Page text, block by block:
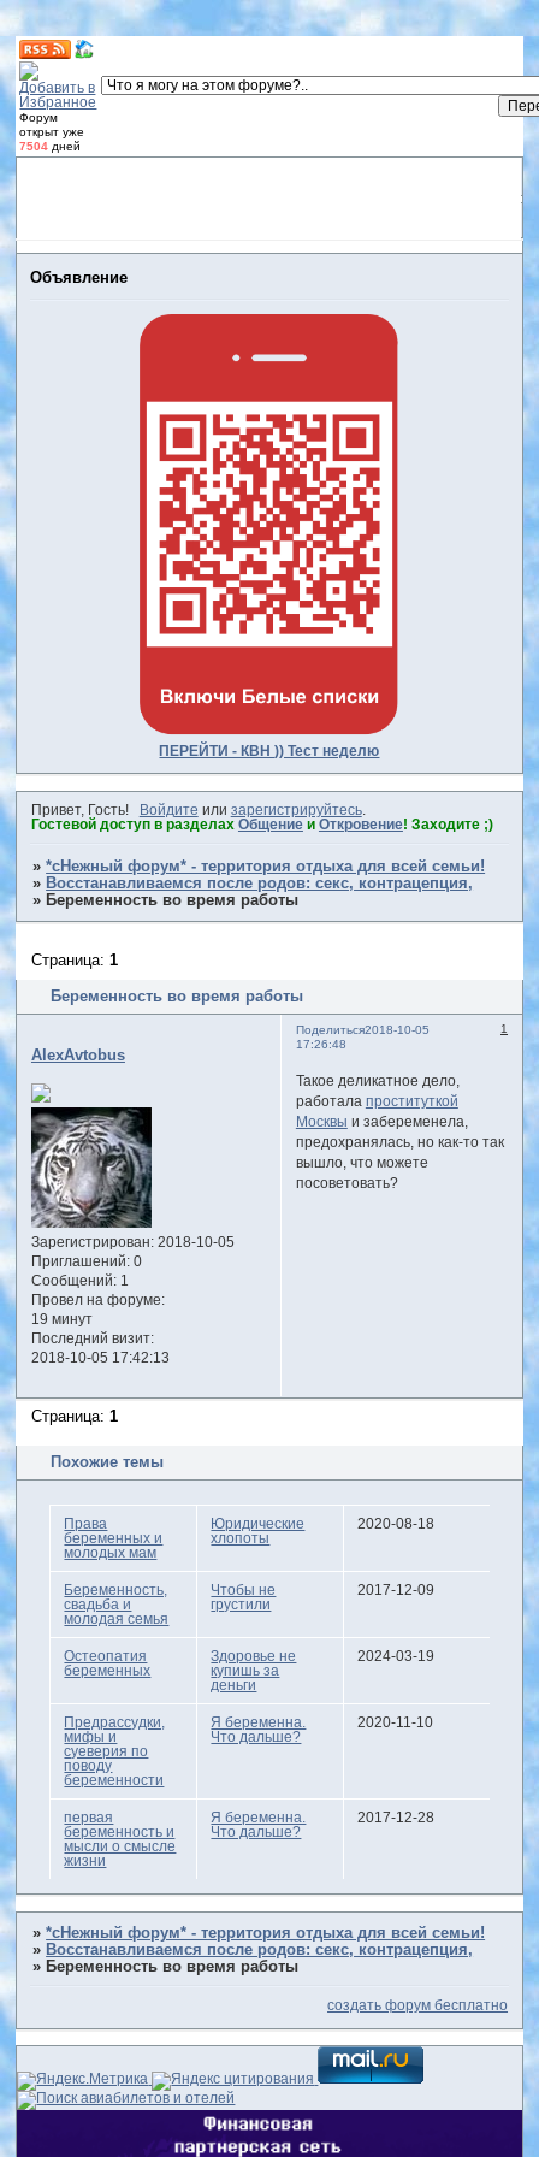
Форум
открыт уже
7504 дней
Объявление
ПЕРЕЙТИ - КВН )) Тест неделю
Привет, Гость! Войдите или зарегистрируйтесь.
Гостевой доступ в разделах Общениеи Откровение! Заходите ;)
»*сНежный форум* - территория отдыха для всей семьи!
» Восстанавливаемся после родов: секс, контрацепция,
» Беременность во время работы
Беременность во время работы
Страница:1
Поделиться 1
2018-10-05
17:26:48
AlexAvtobus
Зарегистрирован: 2018-10-05
Приглашений:0
Сообщений:1
Провел на форуме:
19 минут
Последний визит:
2018-10-05 17:42:13
Такое деликатное дело,
работала проституткой
Москвы и забеременела,
предохранялась, но как-то так
вышло, что можете
посоветовать?
Страница:1
Похожие темы
Права
беременных и
молодых мам
Юридические
хлопоты
2020-08-18
Беременность,
свадьба и
молодая семья
Чтобы не
грустили
2017-12-09
Остеопатия
беременных
Здоровье не
купишь за
деньги
2024-03-19
Предрассудки,
мифы и
суеверия по
поводу
беременности
Я беременна.
Что дальше?
2020-11-10
первая
беременность и
мысли о смысле
жизни
Я беременна.
Что дальше?
2017-12-28
»*сНежный форум* - территория отдыха для всей семьи!
» Восстанавливаемся после родов: секс, контрацепция,
» Беременность во время работы
создать форум бесплатно